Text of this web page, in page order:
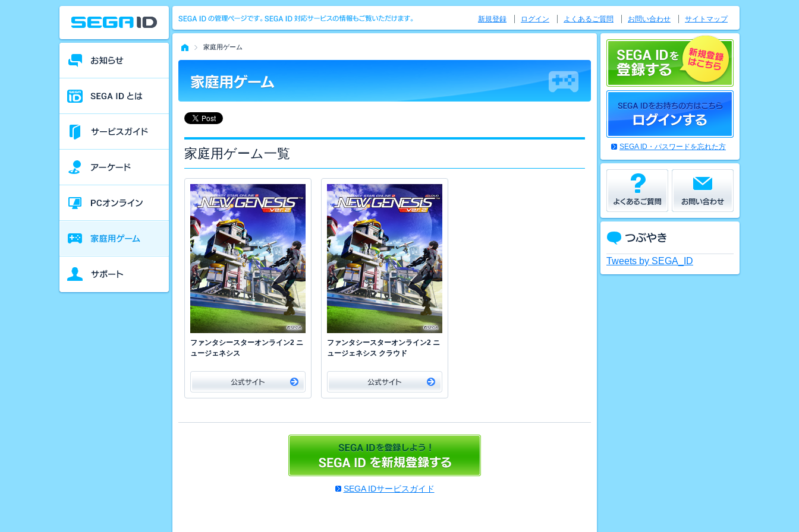
家庭用ゲーム
家庭用ゲーム一覧
ファンタシースターオンライン2 ニ
ュージェネシス
ファンタシースターオンライン2 ニ
ュージェネシス クラウド
SEGA IDサービスガイド
SEGA ID・パスワードを忘れた方
Tweets by SEGA_ID
新規登録 ログイン よくあるご質問 お問い合わせ サイトマップ